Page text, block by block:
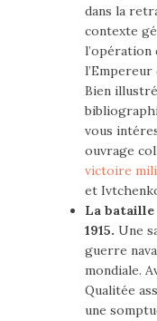
dans la
contexte
l’opération
l’Empereur
Bien
vous
ouvrage
victoire
et
La bataille
1915. Une
guerre
mondiale.
Qualitée
une